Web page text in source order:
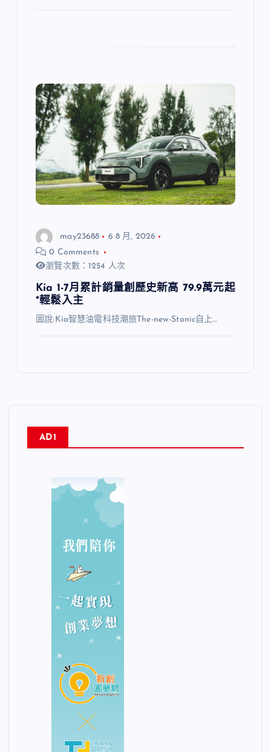
may23688
6 8 月, 2026
0 Comments
瀏覽次數：1254 人次
Kia 1-7月累計銷量創歷史新高 79.9萬元起
*輕鬆入主
圖說:Kia智慧油電科技潮旅The-new-Stonic自上…
AD1